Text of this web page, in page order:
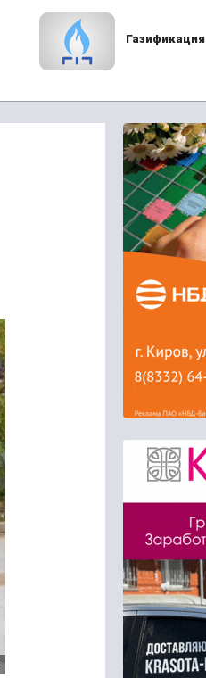
Газификация